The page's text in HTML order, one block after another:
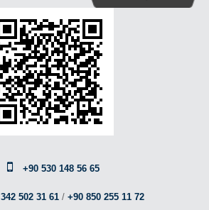
+90 530 148 56 65
502 31 61 /+90 850 255 11 72